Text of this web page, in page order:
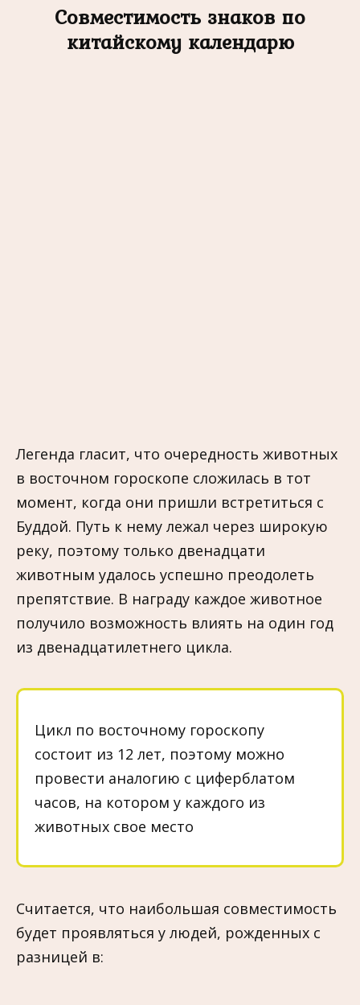
Совместимость знаков по
китайскому календарю
Легенда гласит, что очередность животных
в восточном гороскопе сложилась в тот
момент, когда они пришли встретиться с
Буддой. Путь к нему лежал через широкую
реку, поэтому только двенадцати
животным удалось успешно преодолеть
препятствие. В награду каждое животное
получило возможность влиять на один год
из двенадцатилетнего цикла.
Цикл по восточному гороскопу
состоит из 12 лет, поэтому можно
провести аналогию с циферблатом
часов, на котором у каждого из
животных свое место
Считается, что наибольшая совместимость
будет проявляться у людей, рожденных с
разницей в: